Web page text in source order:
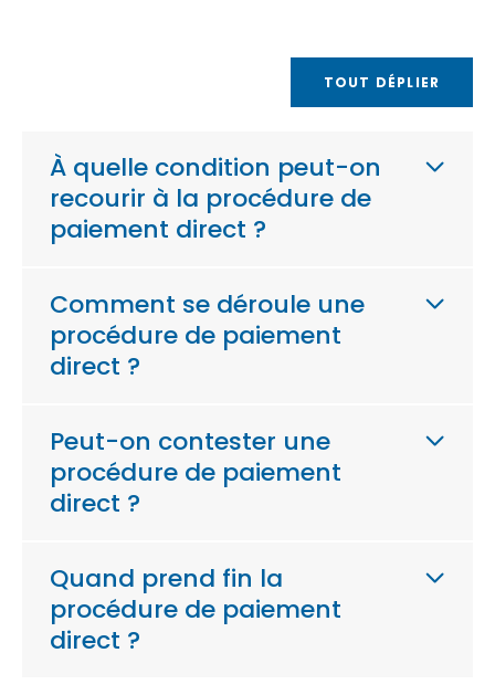
TOUT DÉPLIER
À quelle condition peut-on
recourir à la procédure de
paiement direct ?
Comment se déroule une
procédure de paiement
direct ?
Peut-on contester une
procédure de paiement
direct ?
Quand prend fin la
procédure de paiement
direct ?